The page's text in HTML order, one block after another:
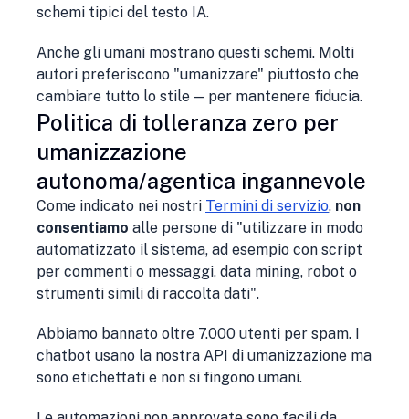
schemi tipici del testo IA.
Anche gli umani mostrano questi schemi. Molti
autori preferiscono "umanizzare" piuttosto che
cambiare tutto lo stile — per mantenere fiducia.
Politica di tolleranza zero per
umanizzazione
autonoma/agentica ingannevole
Come indicato nei nostri Termini di servizio, non
consentiamo alle persone di "utilizzare in modo
automatizzato il sistema, ad esempio con script
per commenti o messaggi, data mining, robot o
strumenti simili di raccolta dati".
Abbiamo bannato oltre 7.000 utenti per spam. I
chatbot usano la nostra API di umanizzazione ma
sono etichettati e non si fingono umani.